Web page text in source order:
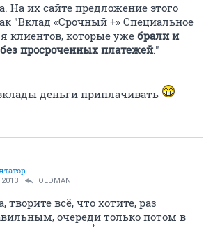
На их сайте предложение этого
"Вклад «Срочный +» Специальное
клиентов, которые уже брали и
просроченных платежей."
деньги приплачивать
OLDMAN
творите всё, что хотите, раз
очереди только потом в